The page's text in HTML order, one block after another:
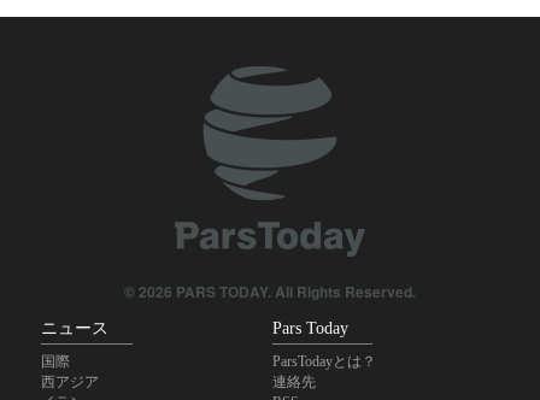
IRIB国際放送局長；「ジャーナリストは現実と世論の合流点に
マレーシアとインドネシア、パレスチナと聖地への支持を強調
英労組10団体が、イラン攻撃を目的とした米国による英基地使
© 2026 PARS TODAY. All Rights Reserved.
ニュース
国際
西アジア
Pars Today
ParsTodayとは？
連絡先